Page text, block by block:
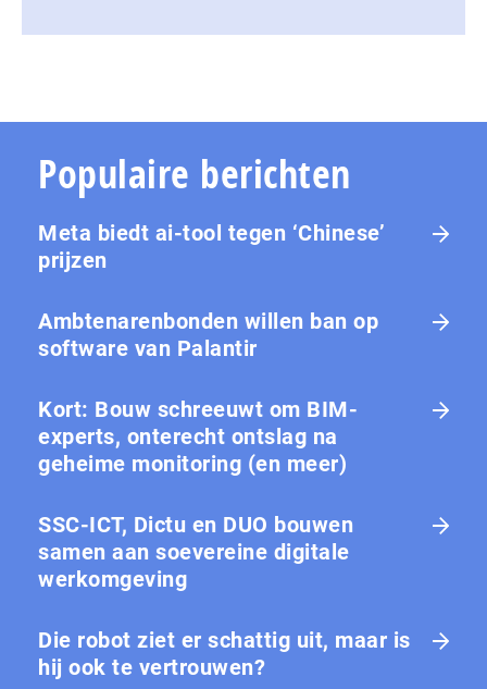
Populaire berichten
Meta biedt ai-tool tegen ‘Chinese’
prijzen
Ambtenarenbonden willen ban op
software van Palantir
Kort: Bouw schreeuwt om BIM-
experts, onterecht ontslag na
geheime monitoring (en meer)
SSC-ICT, Dictu en DUO bouwen
samen aan soevereine digitale
werkomgeving
Die robot ziet er schattig uit, maar is
hij ook te vertrouwen?